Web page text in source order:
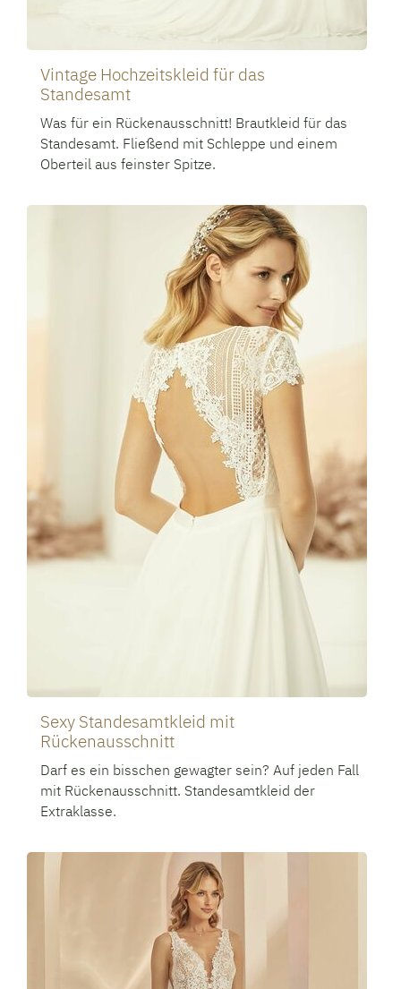
Vintage Hochzeitskleid für das
Standesamt
Was für ein Rückenausschnitt! Brautkleid für das
Standesamt. Fließend mit Schleppe und einem
Oberteil aus feinster Spitze.
Sexy Standesamtkleid mit
Rückenausschnitt
Darf es ein bisschen gewagter sein? Auf jeden Fall
mit Rückenausschnitt. Standesamtkleid der
Extraklasse.